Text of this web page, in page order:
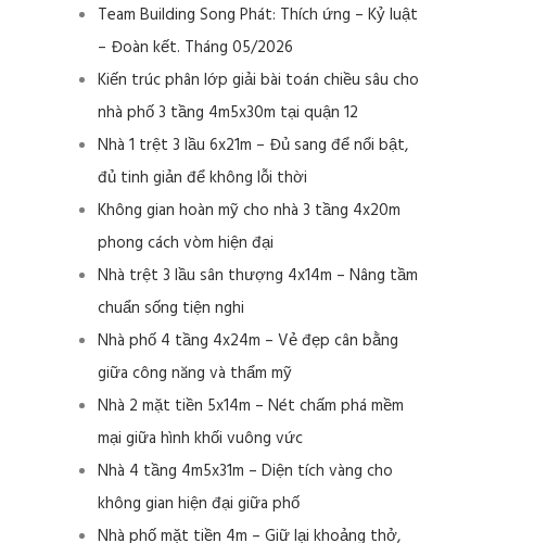
Team Building Song Phát: Thích ứng – Kỷ luật
– Đoàn kết. Tháng 05/2026
Kiến trúc phân lớp giải bài toán chiều sâu cho
nhà phố 3 tầng 4m5x30m tại quận 12
Nhà 1 trệt 3 lầu 6x21m – Đủ sang để nổi bật,
đủ tinh giản để không lỗi thời
Không gian hoàn mỹ cho nhà 3 tầng 4x20m
phong cách vòm hiện đại
Nhà trệt 3 lầu sân thượng 4x14m – Nâng tầm
chuẩn sống tiện nghi
Nhà phố 4 tầng 4x24m – Vẻ đẹp cân bằng
giữa công năng và thẩm mỹ
Nhà 2 mặt tiền 5x14m – Nét chấm phá mềm
mại giữa hình khối vuông vức
Nhà 4 tầng 4m5x31m – Diện tích vàng cho
không gian hiện đại giữa phố
Nhà phố mặt tiền 4m – Giữ lại khoảng thở,